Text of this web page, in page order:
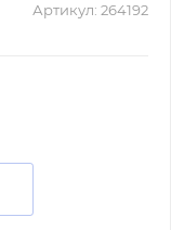
Артикул: 264192